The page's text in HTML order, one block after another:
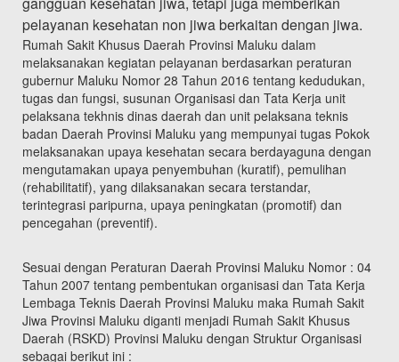
pelayanan kesehatan non jiwa berkaitan dengan jiwa.
Rumah Sakit Khusus Daerah Provinsi Maluku dalam
melaksanakan kegiatan pelayanan berdasarkan peraturan
gubernur Maluku Nomor 28 Tahun 2016 tentang kedudukan,
tugas dan fungsi, susunan Organisasi dan Tata Kerja unit
pelaksana tekhnis dinas daerah dan unit pelaksana teknis
badan Daerah Provinsi Maluku yang mempunyai tugas Pokok
melaksanakan upaya kesehatan secara berdayaguna dengan
mengutamakan upaya penyembuhan (kuratif), pemulihan
(rehabilitatif), yang dilaksanakan secara terstandar,
terintegrasi paripurna, upaya peningkatan (promotif) dan
pencegahan (preventif).
Sesuai dengan Peraturan Daerah Provinsi Maluku Nomor : 04
Tahun 2007 tentang pembentukan organisasi dan Tata Kerja
Lembaga Teknis Daerah Provinsi Maluku maka Rumah Sakit
Jiwa Provinsi Maluku diganti menjadi Rumah Sakit Khusus
Daerah (RSKD) Provinsi Maluku dengan Struktur Organisasi
sebagai berikut ini :